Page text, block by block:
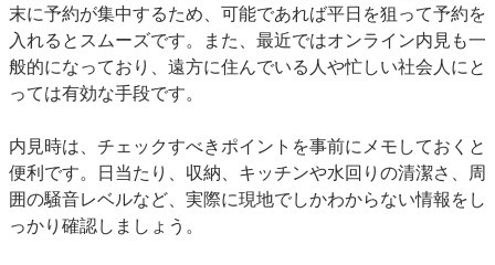
末に予約が集中するため、可能であれば平日を狙って予約を
入れるとスムーズです。また、最近ではオンライン内見も一
般的になっており、遠方に住んでいる人や忙しい社会人にと
っては有効な手段です。
内見時は、チェックすべきポイントを事前にメモしておくと
便利です。日当たり、収納、キッチンや水回りの清潔さ、周
囲の騒音レベルなど、実際に現地でしかわからない情報をし
っかり確認しましょう。